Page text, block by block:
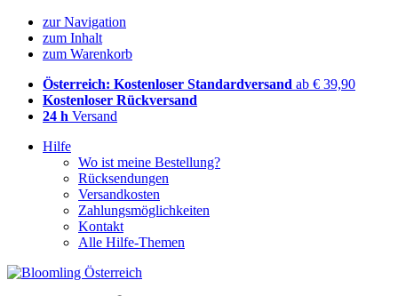
zur Navigation
zum Inhalt
zum Warenkorb
Österreich: Kostenloser Standardversand ab € 39,90
Kostenloser Rückversand
24 h Versand
Hilfe
Wo ist meine Bestellung?
Rücksendungen
Versandkosten
Zahlungsmöglichkeiten
Kontakt
Alle Hilfe-Themen